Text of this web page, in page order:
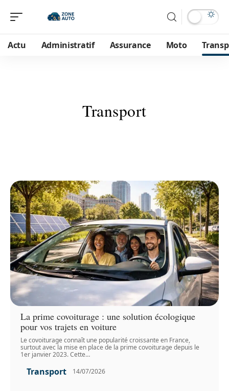
Actu Administratif Assurance Moto
Transport
La prime covoiturage : une solution écologique
pour vos trajets en voiture
Le covoiturage connaît une popularité croissante en France,
surtout avec la mise en place de la prime covoiturage depuis le
1er janvier 2023. Cette…
Transport 14/07/2026